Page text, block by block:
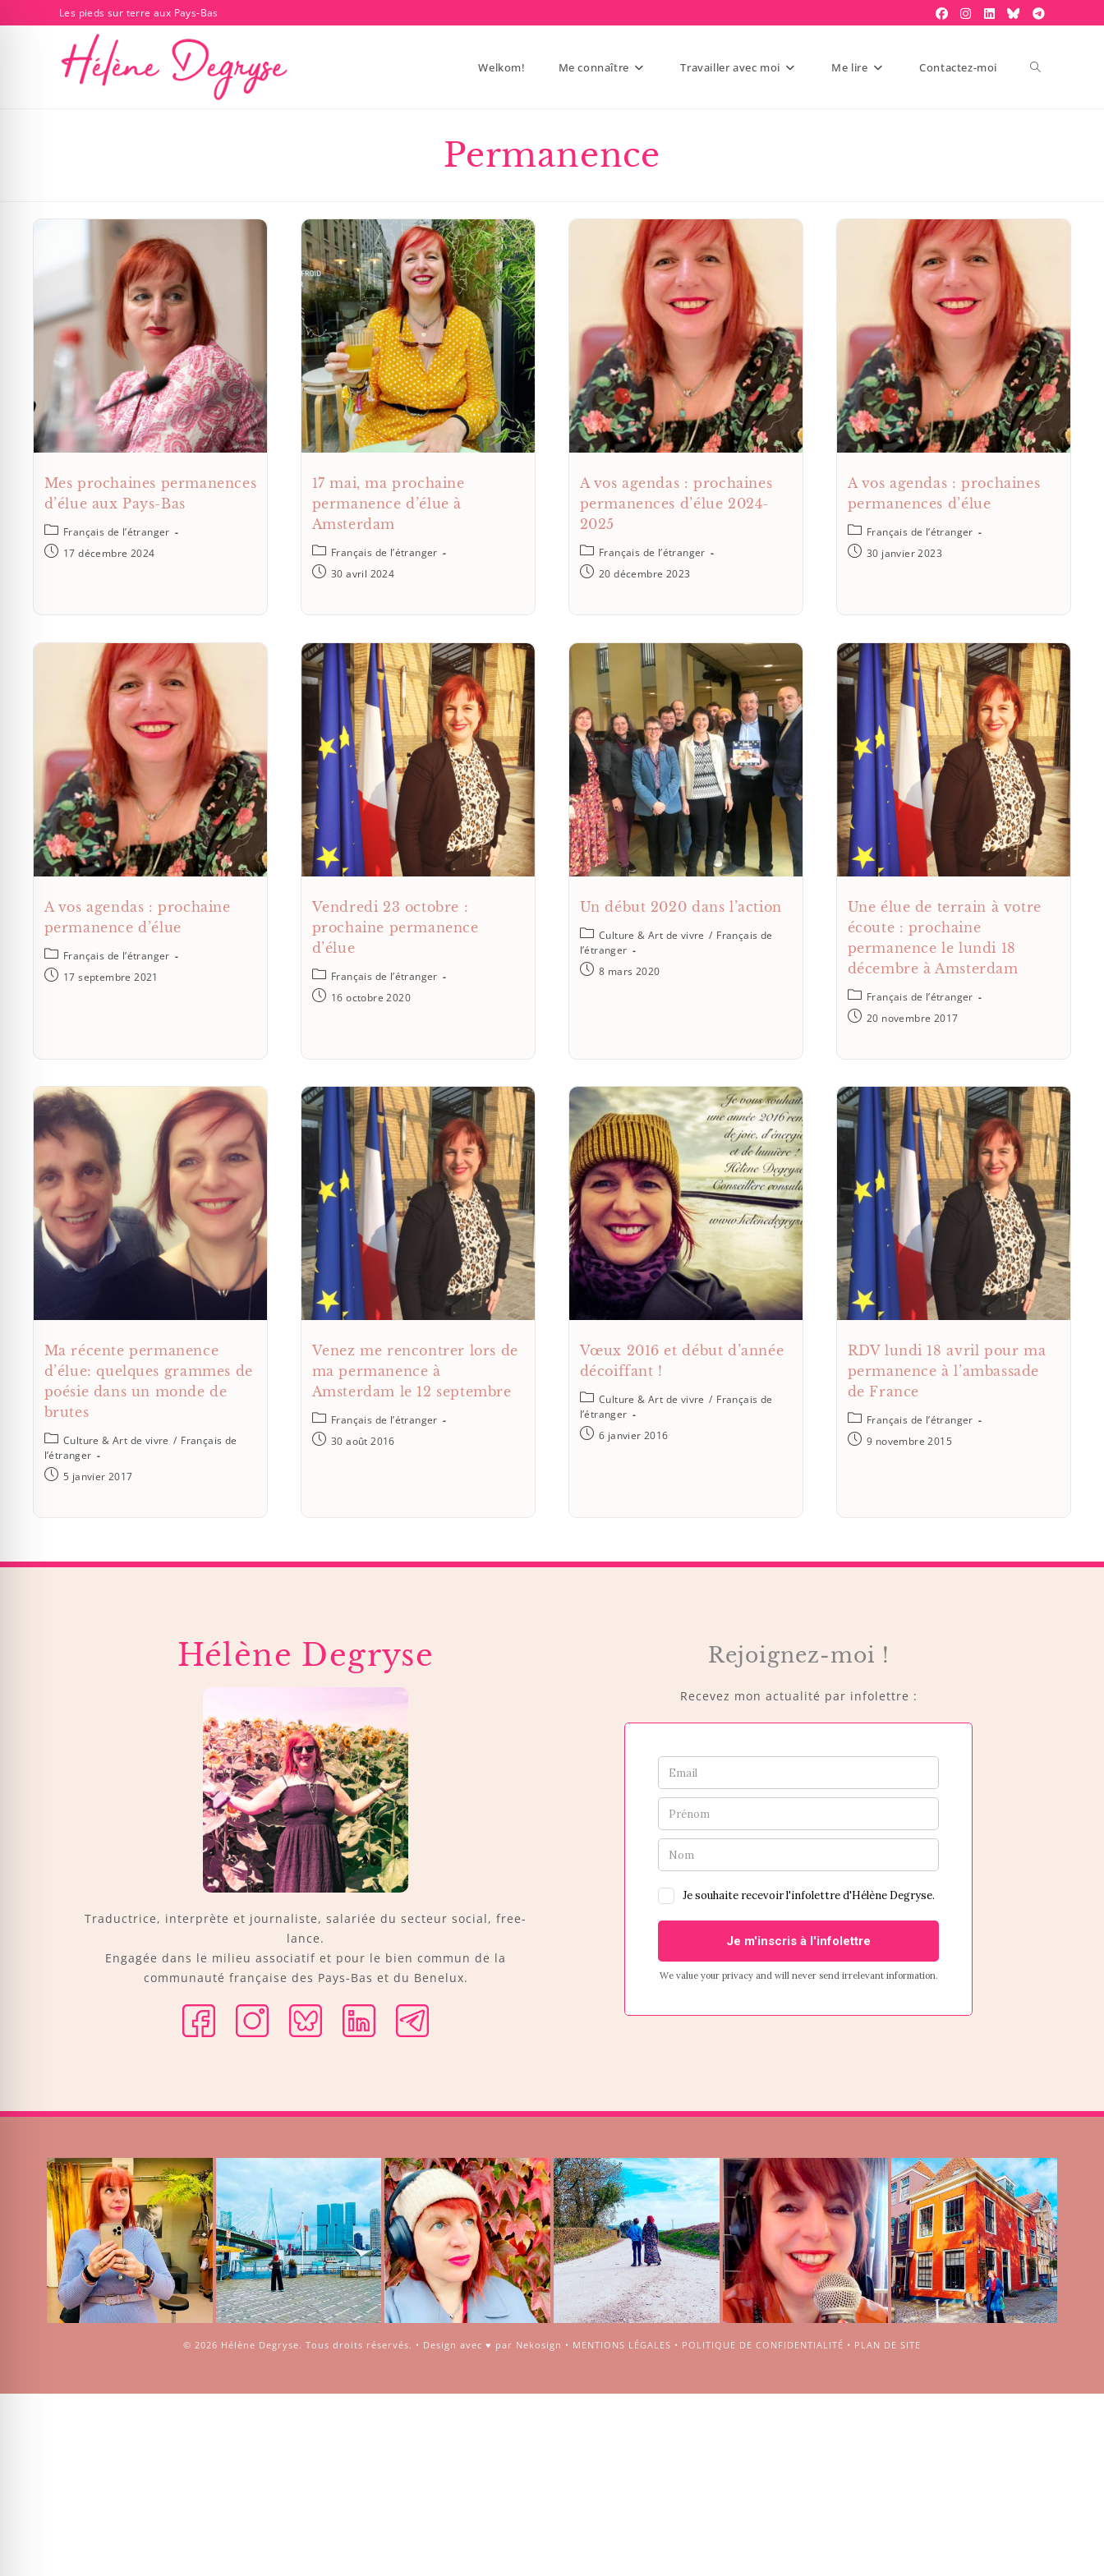
Les pieds sur terre aux Pays-Bas
Welkom! Me connaître Travailler avec moi Me lire Contactez-moi
Permanence
Mes prochaines permanences
d’élue aux Pays-Bas
Français de l’étranger
17 décembre 2024
17 mai, ma prochaine
permanence d’élue à
Amsterdam
Français de l’étranger
30 avril 2024
A vos agendas : prochaines
permanences d’élue 2024-
2025
Français de l’étranger
20 décembre 2023
A vos agendas : prochaines
permanences d’élue
Français de l’étranger
30 janvier 2023
A vos agendas : prochaine
permanence d’élue
Français de l’étranger
17 septembre 2021
Vendredi 23 octobre :
prochaine permanence
d’élue
Français de l’étranger
16 octobre 2020
Un début 2020 dans l’action
Culture & Art de vivre / Français de
l’étranger
8 mars 2020
Une élue de terrain à votre
écoute : prochaine
permanence le lundi 18
décembre à Amsterdam
Français de l’étranger
20 novembre 2017
Ma récente permanence
d’élue: quelques grammes de
poésie dans un monde de
brutes
Culture & Art de vivre / Français de
l’étranger
5 janvier 2017
Venez me rencontrer lors de
ma permanence à
Amsterdam le 12 septembre
Français de l’étranger
30 août 2016
Vœux 2016 et début d’année
décoiffant !
Culture & Art de vivre / Français de
l’étranger
6 janvier 2016
RDV lundi 18 avril pour ma
permanence à l’ambassade
de France
Français de l’étranger
9 novembre 2015
Hélène Degryse
Traductrice, interprète et journaliste, salariée du secteur social, free-
lance.
Engagée dans le milieu associatif et pour le bien commun de la
communauté française des Pays-Bas et du Benelux.
Rejoignez-moi !
Recevez mon actualité par infolettre :
© 2026 Hélène Degryse. Tous droits réservés. • Design avec ♥ par Nekosign • MENTIONS LÉGALES • POLITIQUE DE CONFIDENTIALITÉ • PLAN DE SITE